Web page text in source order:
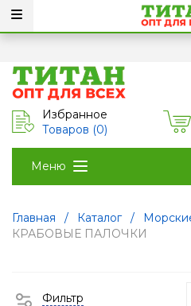
Избранное
Товаров (0)
Меню
Главная / Каталог /
КРАБОВЫЕ ПАЛОЧКИ
Фильтр